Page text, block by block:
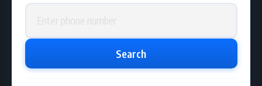
Phone number
Search